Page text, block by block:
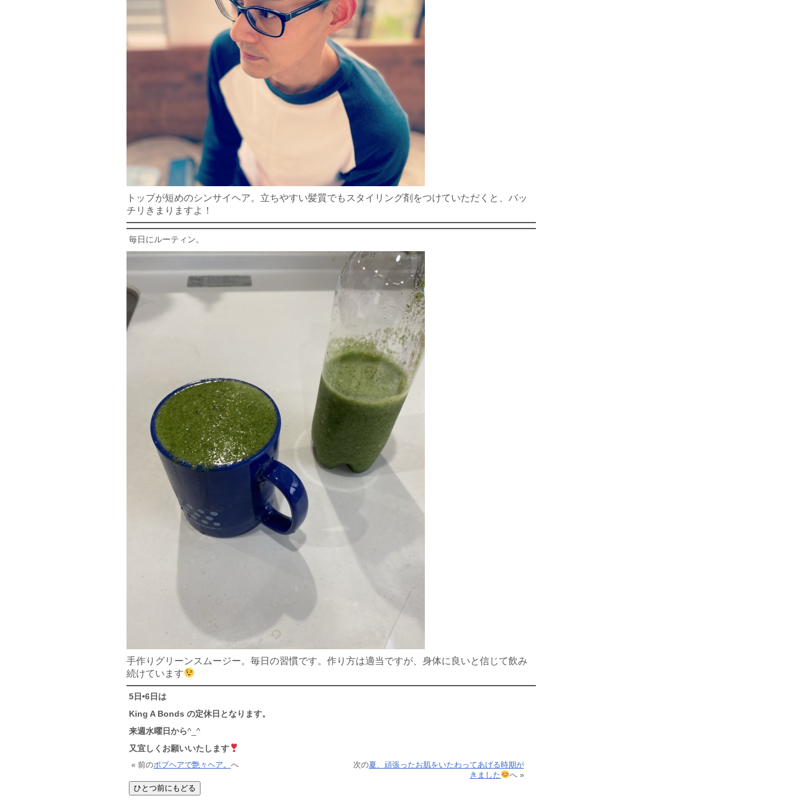
トップが短めのシンサイヘア。立ちやすい髪質でもスタイリング剤をつけていただくと、バッ
チリきまりますよ！
毎日にルーティン。
手作りグリーンスムージー。毎日の習慣です。作り方は適当ですが、身体に良いと信じて飲み
続けています
5日•6日は
King A Bonds の定休日となります。
来週水曜日から^_^
又宜しくお願いいたします
« 前のボブヘアで艶々ヘア。 へ 次の夏、頑張ったお肌をいたわってあげる時期が
きました
へ »